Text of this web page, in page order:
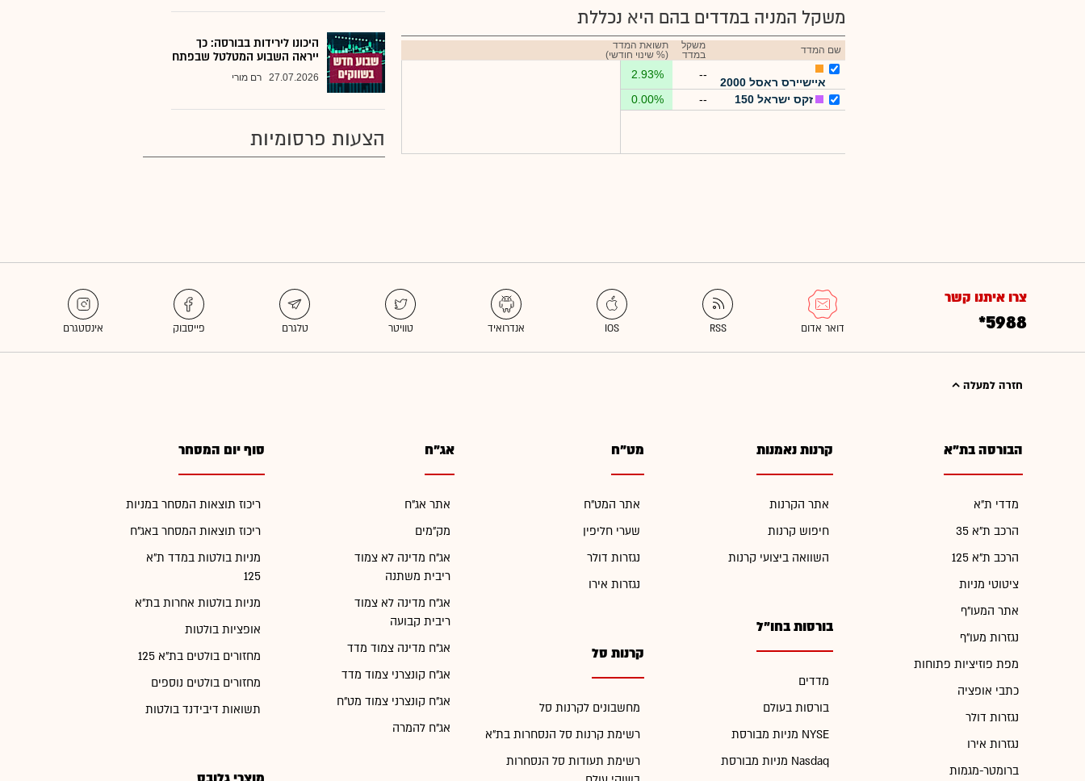
משקל המניה במדדים בהם היא נכללת
שם המדד
משקל
במדד
תשואת המדד
(% שינוי חודשי)
איישיירס ראסל 2000
--
2.93%
זקס ישראל 150
--
0.00%
היכונו לירידות בבורסה: כך
ייראה השבוע המטלטל שבפתח
27.07.2026 רם מורי
הצעות פרסומיות
צרו איתנו קשר
*5988
חזרה למעלה
הבורסה בת"א
מדדי ת"א
הרכב ת"א 35
הרכב ת"א 125
ציטוטי מניות
אתר המעו"ף
נגזרות מעו"ף
מפת פוזיציות פתוחות
כתבי אופציה
נגזרות דולר
נגזרות אירו
ברומטר-מגמות
קרנות נאמנות
אתר הקרנות
חיפוש קרנות
השוואה ביצועי קרנות
בורסות בחו"ל
מדדים
בורסות בעולם
מניות מבורסת NYSE
מניות מבורסת Nasdaq
מט"ח
אתר המט"ח
שערי חליפין
נגזרות דולר
נגזרות אירו
קרנות סל
מחשבונים לקרנות סל
רשימת קרנות סל הנסחרות בת"א
רשימת תעודות סל הנסחרות
אג"ח
אתר אג"ח
מק"מים
אג"ח מדינה לא צמוד
ריבית משתנה
אג"ח מדינה לא צמוד
ריבית קבועה
אג"ח מדינה צמוד מדד
אג"ח קונצרני צמוד מדד
אג"ח קונצרני צמוד מט"ח
אג"ח להמרה
סוף יום המסחר
ריכוז תוצאות המסחר במניות
ריכוז תוצאות המסחר באג"ח
מניות בולטות במדד ת"א
125
מניות בולטות אחרות בת"א
אופציות בולטות
מחזורים בולטים בת"א 125
מחזורים בולטים נוספים
תשואות דיבידנד בולטות